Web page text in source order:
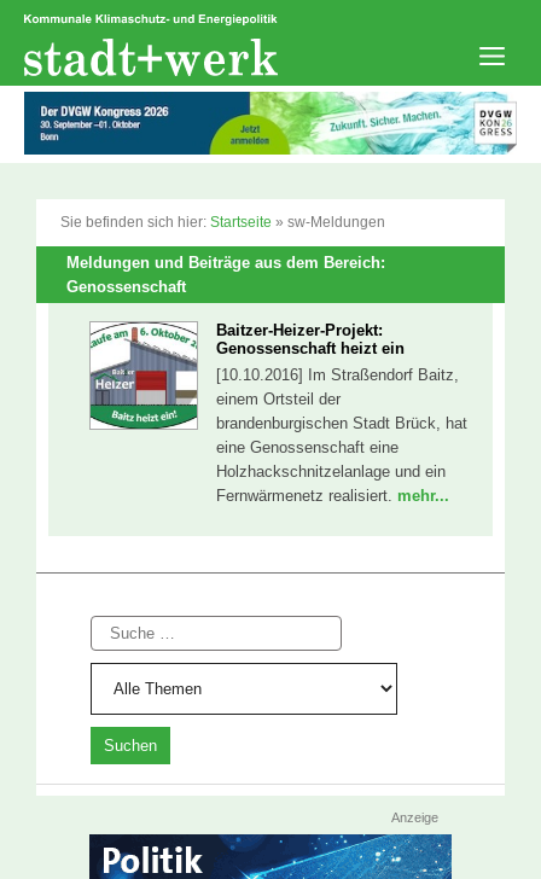
Zum
springen
Sie befinden sich hier: Startseite » sw-Meldungen
Meldungen und Beiträge aus dem Bereich:
Genossenschaft
Baitzer-Heizer-Projekt:
Genossenschaft heizt ein
[10.10.2016] Im Straßendorf Baitz,
einem Ortsteil der
brandenburgischen Stadt Brück, hat
eine Genossenschaft eine
Holzhackschnitzelanlage und ein
Fernwärmenetz realisiert. mehr...
Suche
Anzeige